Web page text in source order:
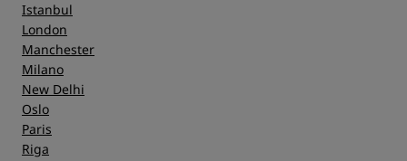
Istanbul
London
Manchester
Milano
New Delhi
Oslo
Paris
Riga